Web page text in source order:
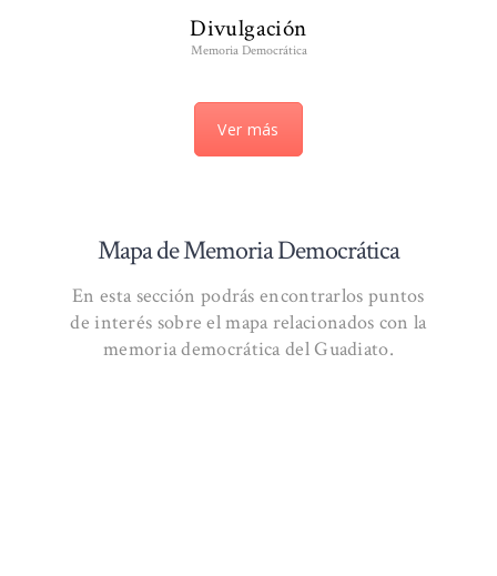
Divulgación
Memoria Democrática
Ver más
Mapa de Memoria Democrática
En esta sección podrás encontrarlos puntos
de interés sobre el mapa relacionados con la
memoria democrática del Guadiato.